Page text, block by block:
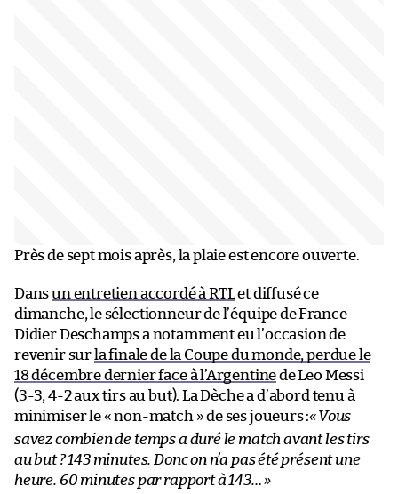
Près de sept mois après, la plaie est encore ouverte.
Dansun entretien accordé à RTLet diffusé ce
dimanche, le sélectionneur de l’équipe de France
Didier Deschamps a notamment eu l’occasion de
revenir sur la finale de la Coupe du monde, perdue le
18 décembre dernier face à l’Argentinede Leo Messi
(3-3, 4-2 aux tirs au but). La Dèche a d’abord tenu à
minimiser le « non-match » de ses joueurs :«Vous
savez combien de temps a duré le match avant les tirs
au but ? 143 minutes. Donc on n’a pas été présent une
heure. 60 minutes par rapport à 143… »